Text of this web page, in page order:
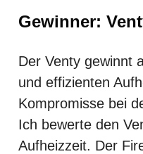
Gewinner:
Der Venty gewinnt
und effizienten
Kompromisse bei
Ich bewerte den
Aufheizzeit. Der